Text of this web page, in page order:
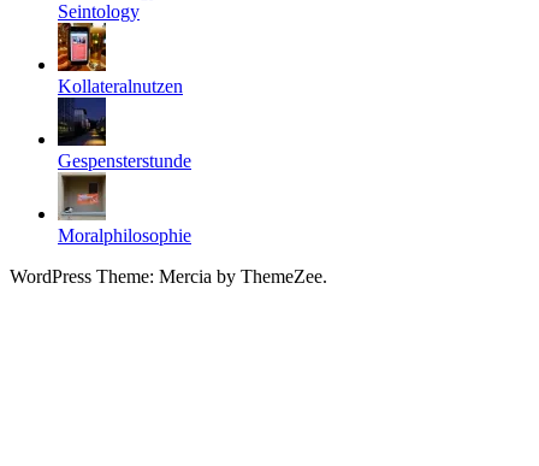
Seintology
Kollateralnutzen
Gespensterstunde
Moralphilosophie
WordPress Theme: Mercia by ThemeZee.